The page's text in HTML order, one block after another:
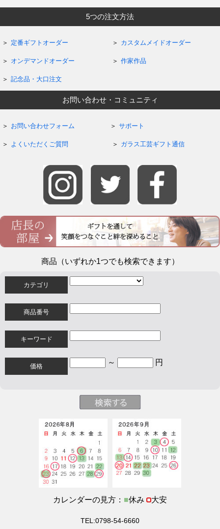
5つの注文方法
定番ギフトオーダー カスタムメイドオーダー
オンデマンドオーダー 作家作品
記念品・大口注文
お問い合わせ・コミュニティ
お問い合わせフォーム サポート
よくいただくご質問 ガラス工芸ギフト通信
商品（いずれか1つでも検索できます）
カテゴリ
商品番号
キーワード
価格 ～ 円
カレンダーの見方： ■休み 大安
TEL:0798-54-6660